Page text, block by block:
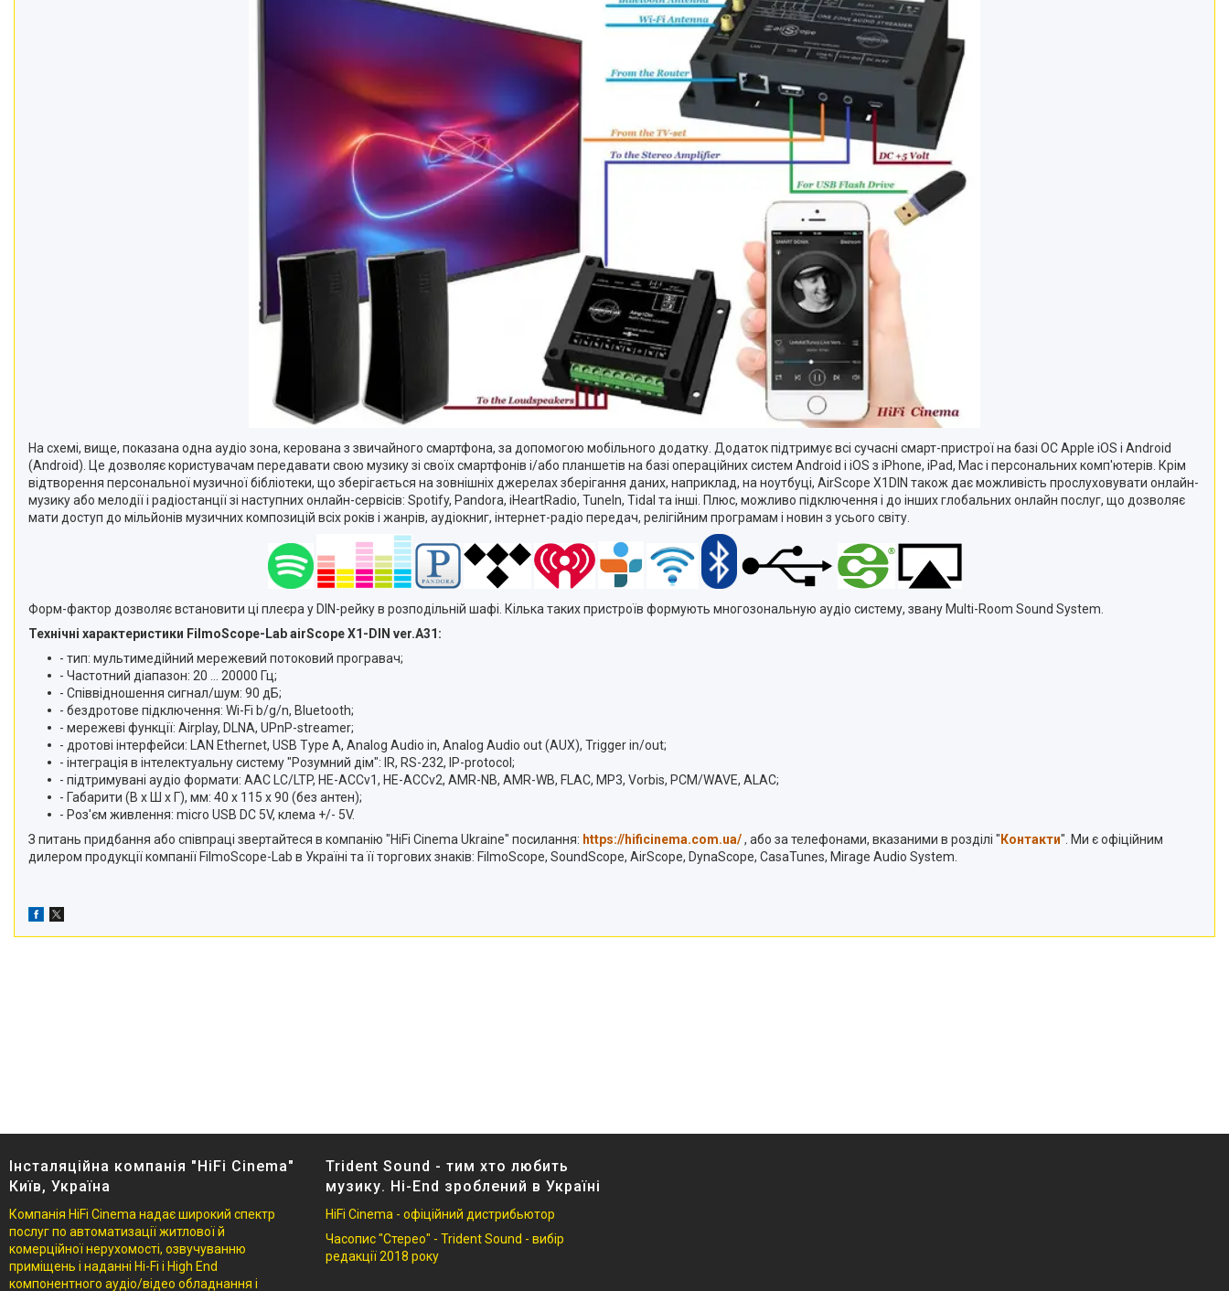
На схемі, вище, показана одна аудіо зона, керована з звичайного смартфона, за допомогою мобільного додатку. Додаток підтримує всі сучасні смарт-пристрої на базі ОС Apple iOS і Android
(Android). Це дозволяє користувачам передавати свою музику зі своїх смартфонів і/або планшетів на базі операційних систем Android і iOS з iPhone, iPad, Mac і персональних комп'ютерів. Крім
відтворення персональної музичної бібліотеки, що зберігається на зовнішніх джерелах зберігання даних, наприклад, на ноутбуці, AirScope X1DIN також дає можливість прослуховувати онлайн-
музику або мелодії і радіостанції зі наступних онлайн-сервісів: Spotify, Pandora, iHeartRadio, TuneIn, Tidal та інші. Плюс, можливо підключення і до інших глобальних онлайн послуг, що дозволяє
мати доступ до мільйонів музичних композицій всіх років і жанрів, аудіокниг, інтернет-радіо передач, релігійним програмам і новин з усього світу.
Форм-фактор дозволяє встановити ці плеєра у DIN-рейку в розподільній шафі. Кілька таких пристроїв формують многозональную аудіо систему, звану Multi-Room Sound System.
Технічні характеристики FilmoScope-Lab airScope X1-DIN ver.A31:
- тип: мультимедійний мережевий потоковий програвач;
- Частотний діапазон: 20 ... 20000 Гц;
- Співвідношення сигнал/шум: 90 дБ;
- бездротове підключення: Wi-Fi b/g/n, Bluetooth;
- мережеві функції: Airplay, DLNA, UPnP-streamer;
- дротові інтерфейси: LAN Ethernet, USB Type A, Analog Audio in, Analog Audio out (AUX), Trigger in/out;
- інтеграція в інтелектуальну систему "Розумний дім": IR, RS-232, IP-protocol;
- підтримувані аудіо формати: AAC LC/LTP, HE-ACCv1, HE-ACCv2, AMR-NB, AMR-WB, FLAC, MP3, Vorbis, PCM/WAVE, ALAC;
- Габарити (В х Ш х Г), мм: 40 х 115 х 90 (без антен);
- Роз'єм живлення: micro USB DC 5V, клема +/- 5V.
З питань придбання або співпраці звертайтеся в компанію "HiFi Cinema Ukraine" посилання: https://hificinema.com.ua/, або за телефонами, вказаними в розділі " Контакти". Ми є офіційним
дилером продукції компанії FilmoScope-Lab в Україні та її торгових знаків: FilmoScope, SoundScope, AirScope, DynaScope, CasaTunes, Mirage Audio System.
Інсталяційна компанія "HiFi Cinema"
Київ, Україна
Компанія HiFi Cinema надає широкий спектр
послуг по автоматизації житлової й
комерційної нерухомості, озвучуванню
приміщень і наданні Hi-Fi і High End
компонентного аудіо/відео обладнання і
Trident Sound - тим хто любить
музику. Hi-End зроблений в Україні
HiFi Cinema - офіційний дистрибьютор
Часопис "Стерео" - Trident Sound - вибір
редакції 2018 року